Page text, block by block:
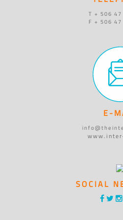
T + 506
F + 506
E-
SOCIAL